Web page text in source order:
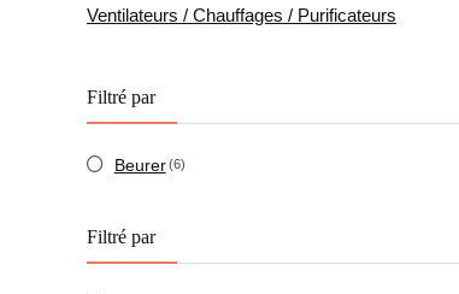
Ventilateurs / Chauffages / Purificateurs
Filtré par
Beurer(6)
Filtré par